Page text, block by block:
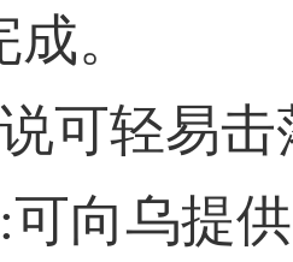
。
可轻易击
向乌提